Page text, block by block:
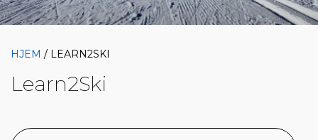
HJEM / LEARN2SKI
Learn2Ski